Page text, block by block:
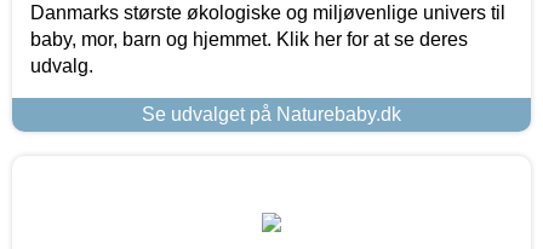
Danmarks største økologiske og miljøvenlige univers til
baby, mor, barn og hjemmet. Klik her for at se deres
udvalg.
Se udvalget på Naturebaby.dk